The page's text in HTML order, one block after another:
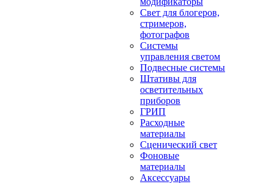
Свет для блогеров,
стримеров,
фотографов
Системы
управления светом
Подвесные системы
Штативы для
осветительных
приборов
ГРИП
Расходные
материалы
Сценический свет
Фоновые
материалы
Аксессуары